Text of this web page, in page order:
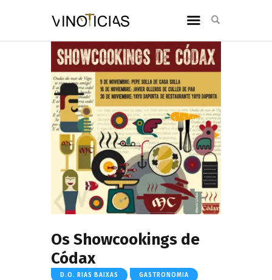
Os Showcookings de
Códax
D.O. RIAS BAIXAS GASTRONOMIA